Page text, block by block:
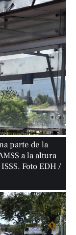
parte de la
a la altura
Foto EDH /